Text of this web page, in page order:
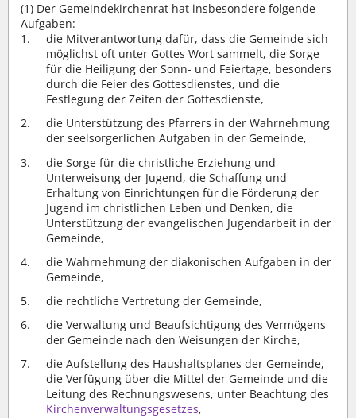
(1) Der Gemeindekirchenrat hat insbesondere folgende
Aufgaben:
die Mitverantwortung dafür, dass die Gemeinde sich
möglichst oft unter Gottes Wort sammelt, die Sorge
für die Heiligung der Sonn- und Feiertage, besonders
durch die Feier des Gottesdienstes, und die
Festlegung der Zeiten der Gottesdienste,
die Unterstützung des Pfarrers in der Wahrnehmung
der seelsorgerlichen Aufgaben in der Gemeinde,
die Sorge für die christliche Erziehung und
Unterweisung der Jugend, die Schaffung und
Erhaltung von Einrichtungen für die Förderung der
Jugend im christlichen Leben und Denken, die
Unterstützung der evangelischen Jugendarbeit in der
Gemeinde,
die Wahrnehmung der diakonischen Aufgaben in der
Gemeinde,
die rechtliche Vertretung der Gemeinde,
die Verwaltung und Beaufsichtigung des Vermögens
der Gemeinde nach den Weisungen der Kirche,
die Aufstellung des Haushaltsplanes der Gemeinde,
die Verfügung über die Mittel der Gemeinde und die
Leitung des Rechnungswesens, unter Beachtung des
Kirchenverwaltungsgesetzes,